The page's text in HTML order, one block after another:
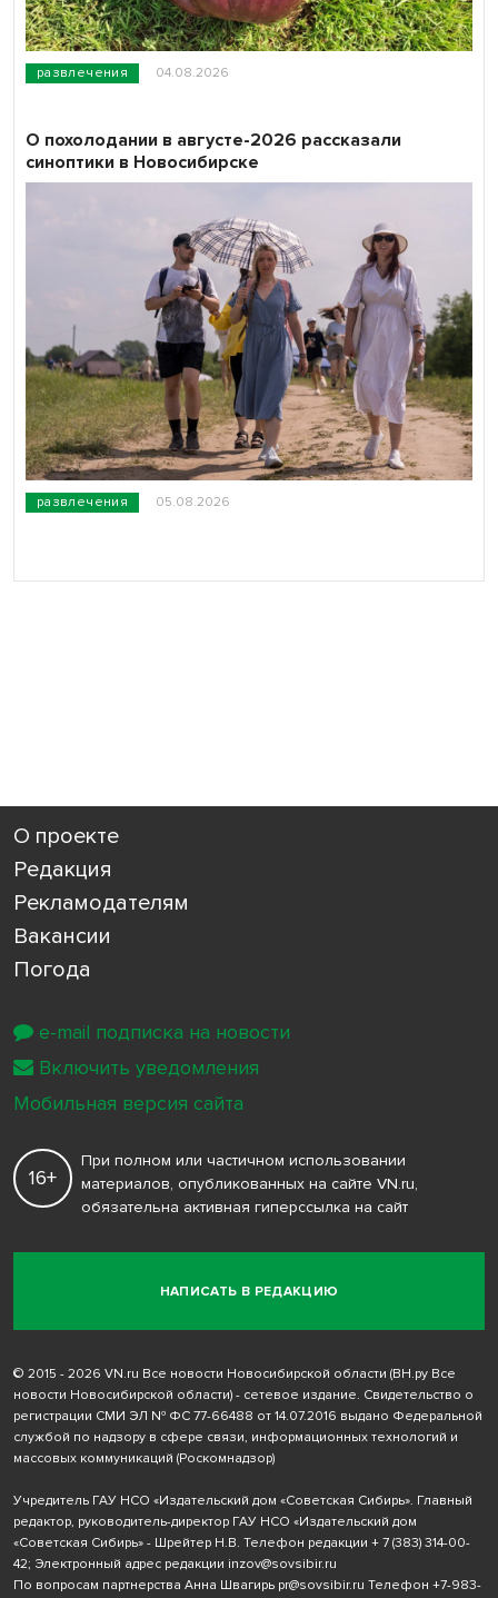
развлечения 04.08.2026
развлечения 05.08.2026
О похолодании в августе-2026 рассказали
синоптики в Новосибирске
О проекте
Редакция
Рекламодателям
Вакансии
Погода
НАПИСАТЬ В РЕДАКЦИЮ
16+
При полном или частичном использовании
материалов, опубликованных на сайте VN.ru,
обязательна активная гиперссылка на сайт
© 2015 - 2026 VN.ru Все новости Новосибирской области (ВН.ру Все
новости Новосибирской области) - сетевое издание. Свидетельство о
регистрации СМИ ЭЛ № ФС 77-66488 от 14.07.2016 выдано Федеральной
службой по надзору в сфере связи, информационных технологий и
массовых коммуникаций (Роскомнадзор)
Учредитель ГАУ НСО «Издательский дом «Советская Сибирь». Главный
редактор, руководитель-директор ГАУ НСО «Издательский дом
«Советская Сибирь» - Шрейтер Н.В. Телефон редакции + 7 (383) 314-00-
42; Электронный адрес редакции inzov@sovsibir.ru
По вопросам партнерства Анна Швагирь pr@sovsibir.ru Телефон +7-983-
e-mail подписка на новости
Включить уведомления
Мобильная версия сайта